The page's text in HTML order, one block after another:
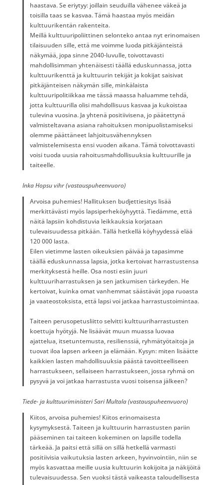
haastava. Se eriytyy: joillain seuduilla vähenee väkeä ja
toisilla taas se kasvaa. Tämä haastaa myös meidän
kulttuurikentän rakenteita.
Meillä kulttuuripoliittinen selonteko antaa nyt erinomaisen
tilaisuuden sille, että me voimme luoda pitkäjänteistä
näkymää, jopa sinne 2040-luvulle, toivottavasti
mahdollisimman yhtenäisesti täällä eduskunnassa, jotta
kulttuurikenttä ja kulttuurin tekijät ja kokijat saisivat
pitkäjänteisen näkymän sille, minkälaista
kulttuuripolitiikkaa me tässä maassa haluamme tehdä,
jotta kulttuurilla olisi mahdollisuus kasvaa ja kukoistaa
tulevina vuosina. Ja yhtenä positiivisena, jo päätettynä
valmisteltavana asiana rahoituksen monipuolistamiseksi
olemme päättäneet lahjoitusvähennyksen
valmistelemisesta ensi vuoden aikana. Tämä toivottavasti
voisi tuoda uusia rahoitusmahdollisuuksia kulttuurille ja
taiteelle.
Inka Hopsu vihr (vastauspuheenvuoro)
Arvoisa puhemies! Hallituksen budjettiesitys lisää
merkittävästi myös lapsiperheköyhyyttä. Tiedämme, että
näitä lapsiin kohdistuvia leikkauksia korjataan
tulevaisuudessa pitkään. Tällä hetkellä köyhyydessä elää
120 000 lasta.
Eilen vietimme lasten oikeuksien päivää ja tapasimme
täällä eduskunnassa lapsia, jotka kertoivat harrastustensa
merkityksestä heille. Osa nosti esiin juuri
kulttuuriharrastuksen ja sen jatkumisen tärkeyden. He
kertoivat, kuinka omat vanhemmat säästävät jopa ruoasta
ja vaateostoksista, että lapsi voi jatkaa harrastustoimintaa.
Taiteen perusopetusliitto selvitti kulttuuriharrastusten
koettuja hyötyjä. Ne lisäävät muun muassa luovaa
ajattelua, itsetuntemusta, resilienssiä, ryhmätyötaitoja ja
tuovat iloa lapsen arkeen ja elämään. Kysyn: miten lisäätte
kaikkien lasten mahdollisuuksia päästä tavoitteelliseen
harrastukseen, sellaiseen harrastukseen, jossa ryhmä on
pysyvä ja voi jatkaa harrastusta vuosi toisensa jälkeen?
Tiede- ja kulttuuriministeri Sari Multala (vastauspuheenvuoro)
Kiitos, arvoisa puhemies! Kiitos erinomaisesta
kysymyksestä. Taiteen ja kulttuurin harrastusten pariin
pääseminen tai taiteen kokeminen on lapsille todella
tärkeää. Ja paitsi että sillä on sillä hetkellä varmasti
positiivisia vaikutuksia lasten arkeen, hyvinvointiin, niin se
myös kasvattaa meille uusia kulttuurin kokijoita ja näkijöitä
tulevaisuudessa. Sen vuoksi tästä vaikeasta taloudellisesta